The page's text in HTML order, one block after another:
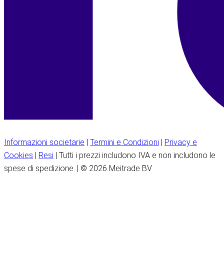
Informazioni societarie | Termini e Condizioni | Privacy e
Cookies | Resi | Tutti i prezzi includono IVA e non includono le
spese di spedizione. | © 2026 Meitrade BV